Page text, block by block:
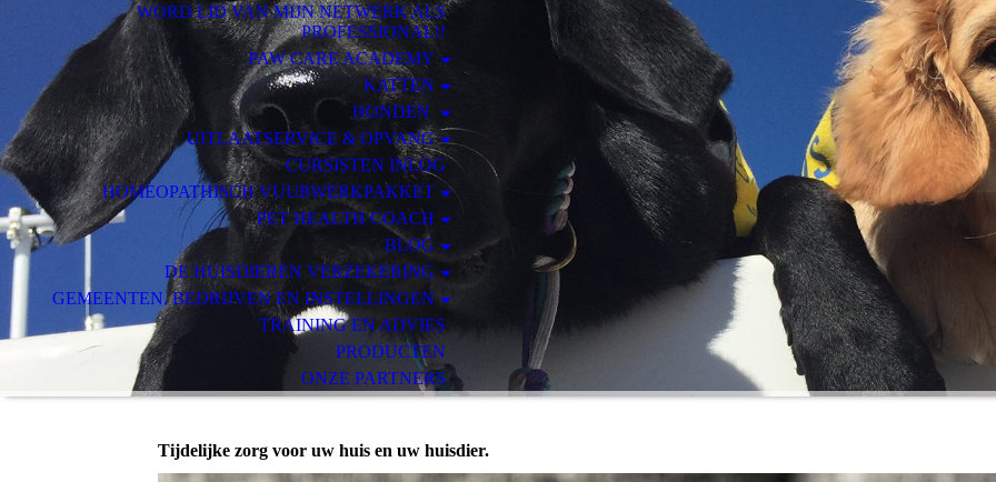
WORD LID VAN MIJN NETWERK ALS
PROFESSIONAL!!
PAW CARE ACADEMY
KATTEN
HONDEN
UITLAATSERVICE & OPVANG
CURSISTEN INLOG
HOMEOPATHISCH VUURWERKPAKKET
PET HEALTH COACH
BLOG
DE HUISDIEREN VERZEKERING
GEMEENTEN, BEDRIJVEN EN INSTELLINGEN
TRAINING EN ADVIES
PRODUCTEN
ONZE PARTNERS
VOORWAARDEN, HUISREGELS & AVG
Tijdelijke zorg voor uw huis en uw huisdier.